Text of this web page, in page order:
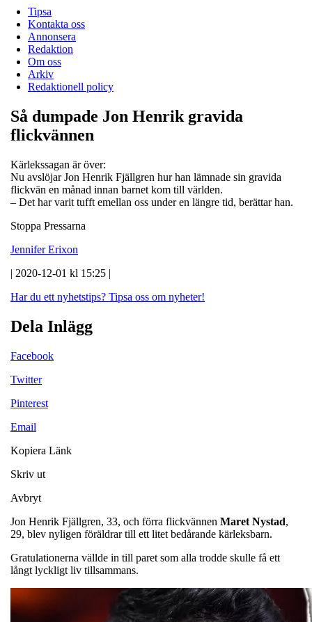
Tipsa
Kontakta oss
Annonsera
Redaktion
Om oss
Arkiv
Redaktionell policy
Så dumpade Jon Henrik gravida
flickvännen
Kärlekssagan är över:
Nu avslöjar Jon Henrik Fjällgren hur han lämnade sin gravida
flickvän en månad innan barnet kom till världen.
– Det har varit tufft emellan oss under en längre tid, berättar han.
Stoppa Pressarna
Jennifer Erixon
| 2020-12-01 kl 15:25 |
Har du ett nyhetstips? Tipsa oss om nyheter!
Dela Inlägg
Facebook
Twitter
Pinterest
Email
Kopiera Länk
Skriv ut
Avbryt
Jon Henrik Fjällgren, 33, och förra flickvännen Maret Nystad,
29, blev nyligen föräldrar till ett litet bedårande kärleksbarn.
Gratulationerna vällde in till paret som alla trodde skulle få ett
långt lyckligt liv tillsammans.